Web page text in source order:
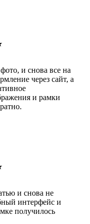
и снова все на
через сайт, а
и рамки
и снова не
интерфейс и
получилось